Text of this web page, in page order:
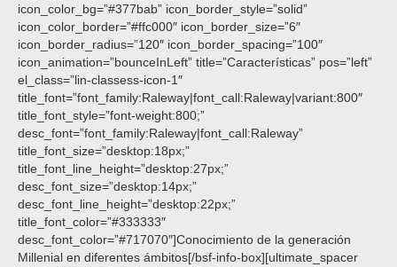
icon_color_bg=”#377bab” icon_border_style=”solid”
icon_color_border=”#ffc000″ icon_border_size=”6″
icon_border_radius=”120″ icon_border_spacing=”100″
icon_animation=”bounceInLeft” title=”Características” pos=”left”
el_class=”lin-classess-icon-1″
title_font=”font_family:Raleway|font_call:Raleway|variant:800″
title_font_style=”font-weight:800;”
desc_font=”font_family:Raleway|font_call:Raleway”
title_font_size=”desktop:18px;”
title_font_line_height=”desktop:27px;”
desc_font_size=”desktop:14px;”
desc_font_line_height=”desktop:22px;”
title_font_color=”#333333″
desc_font_color=”#717070″]Conocimiento de la generación
Millenial en diferentes ámbitos[/bsf-info-box][ultimate_spacer